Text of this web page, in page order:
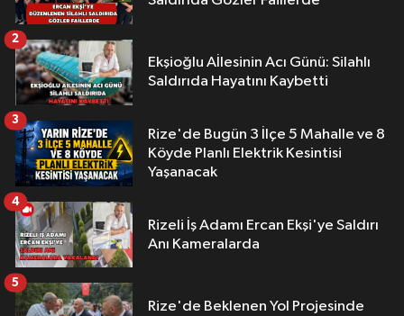
Ekşioğlu Aİlesinin Acı Günü: Silahlı
Saldırıda Hayatını Kaybetti
2
Rize'de Bugün 3 İlçe 5 Mahalle ve 8
Köyde Planlı Elektrik Kesintisi
Yaşanacak
3
Rizeli İş Adamı Ercan Ekşi'ye Saldırı
Anı Kameralarda
4
Rize'de Beklenen Yol Projesinde
5